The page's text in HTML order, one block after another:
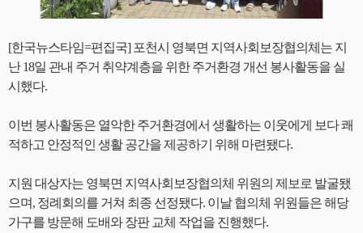
[한국뉴스타임=편집국] 포천시 영북면 지역사회보장협의체는 지
난 18일 관내 주거 취약계층을 위한 주거환경 개선 봉사활동을 실
시했다.
이번 봉사활동은 열악한 주거환경에서 생활하는 이웃에게 보다 쾌
적하고 안정적인 생활 공간을 제공하기 위해 마련됐다.
지원 대상자는 영북면 지역사회보장협의체 위원의 제보로 발굴됐
으며, 정례회의를 거쳐 최종 선정됐다. 이날 협의체 위원들은 해당
가구를 방문해 도배와 장판 교체 작업을 진행했다.